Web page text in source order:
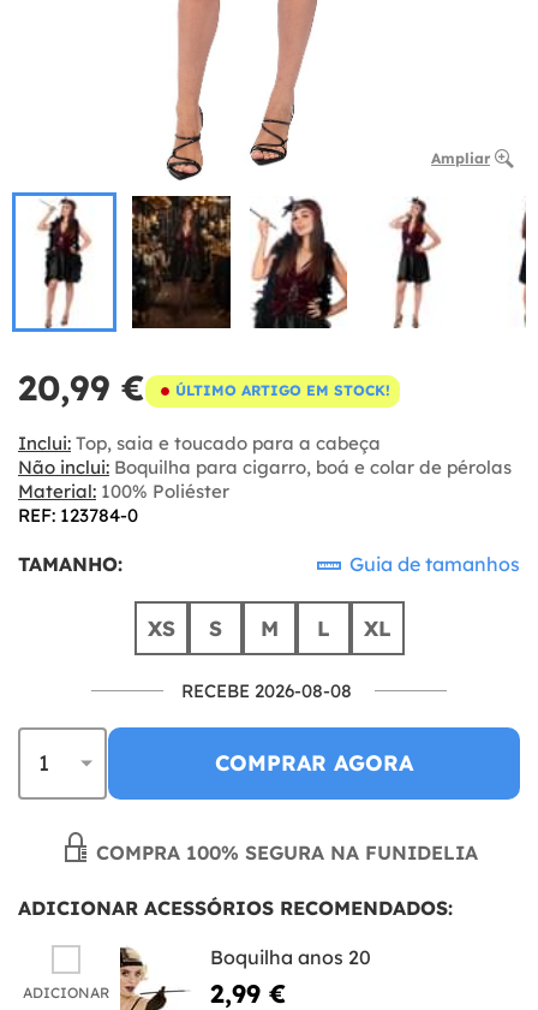
Ampliar
20,99 € ÚLTIMO ARTIGO EM STOCK!
Inclui: Top, saia e toucado para a cabeça
Não inclui: Boquilha para cigarro, boá e colar de pérolas
Material: 100% Poliéster
REF: 123784-0
TAMANHO: Guia de tamanhos
XS S M L XL
RECEBE 2026-08-08
COMPRAR AGORA
COMPRA 100% SEGURA NA FUNIDELIA
ADICIONAR ACESSÓRIOS RECOMENDADOS:
ADICIONAR
Boquilha anos 20
2,99 €